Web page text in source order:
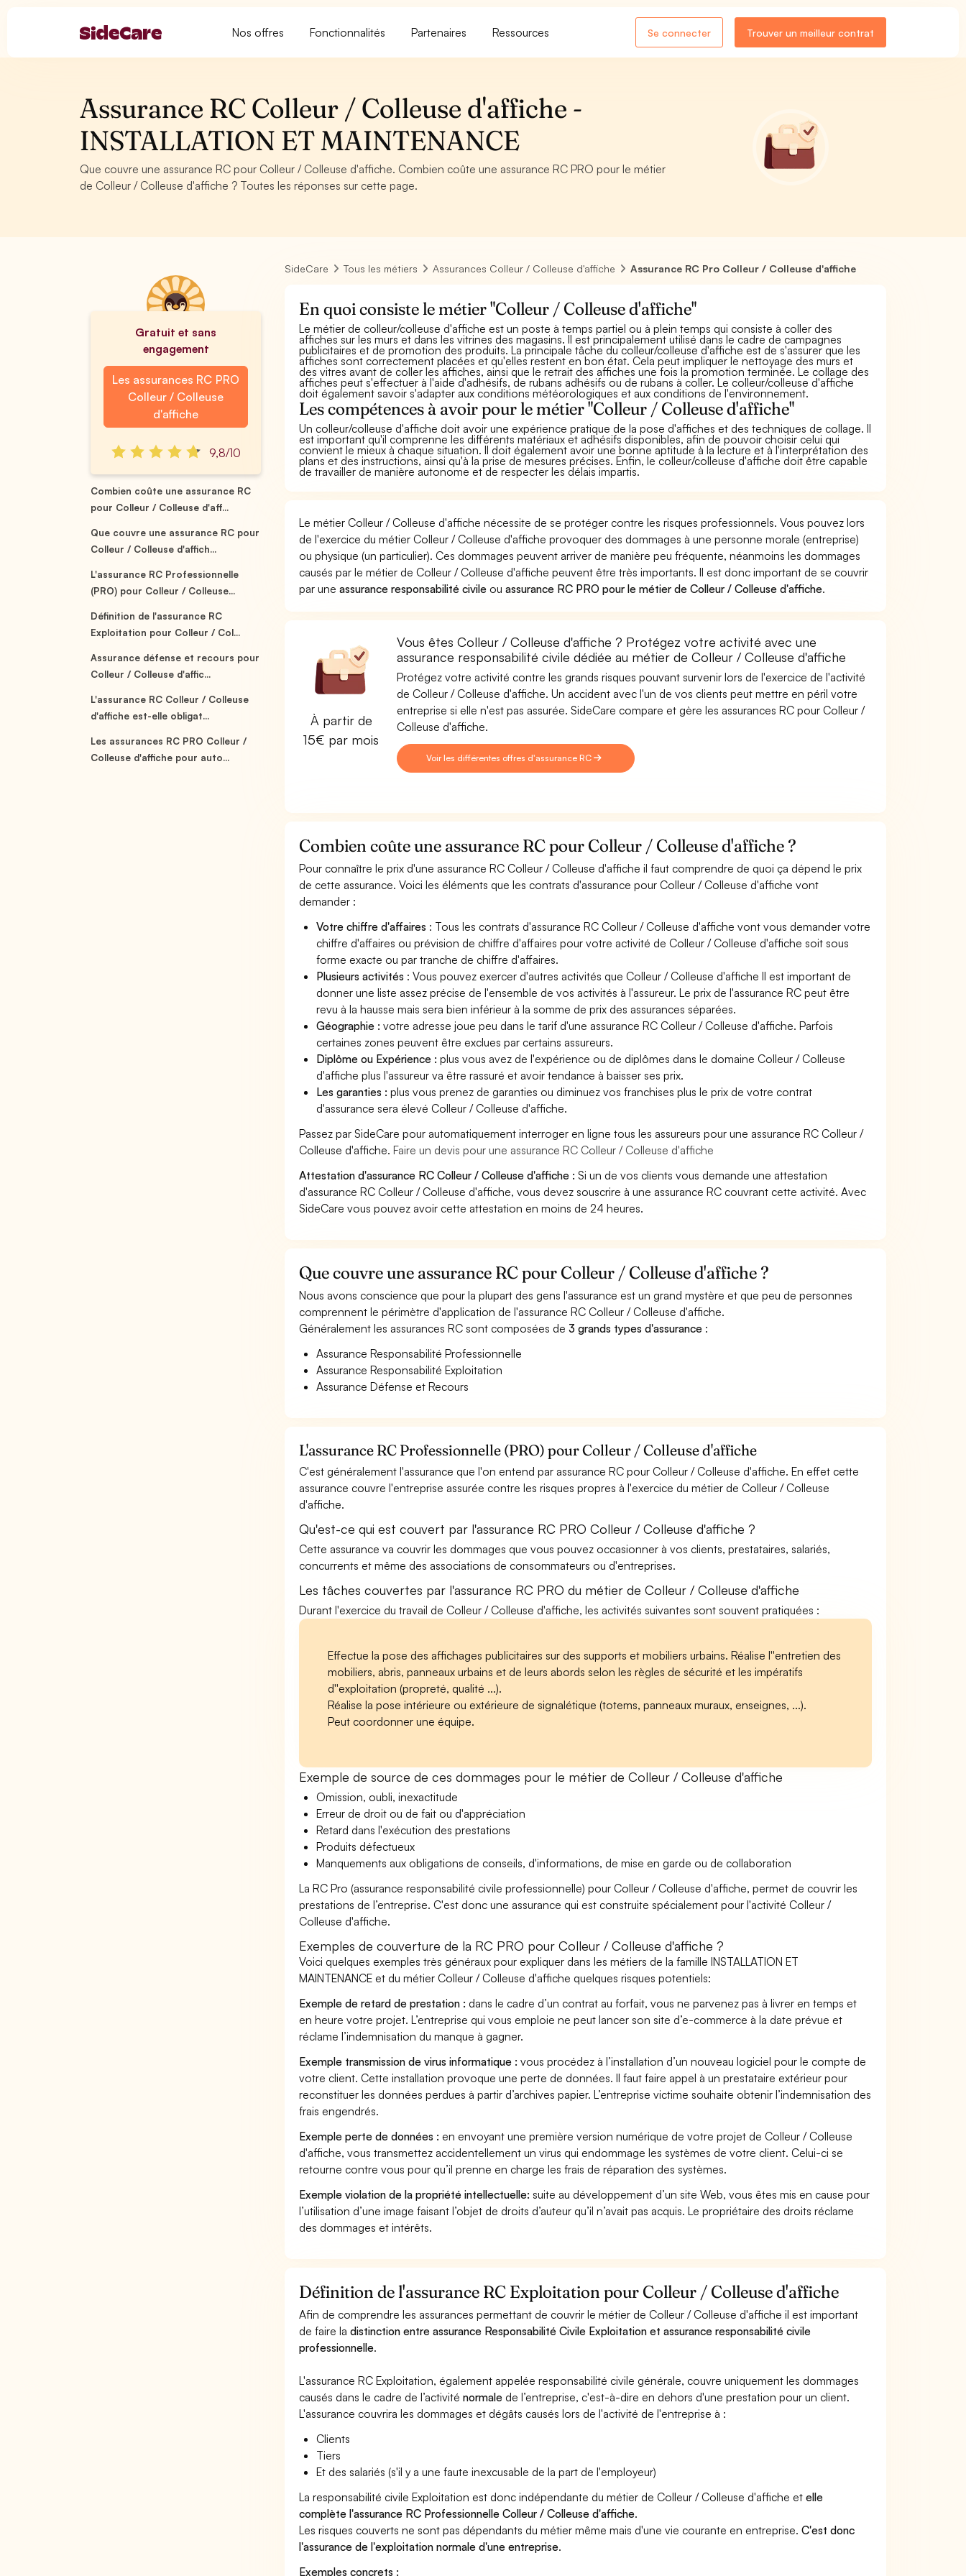
Nos offres Fonctionnalités Partenaires Ressources Se connecter Trouver un meilleur contrat
Assurance RC Colleur / Colleuse d'affiche -
INSTALLATION ET MAINTENANCE
Que couvre une assurance RC pour Colleur / Colleuse d'affiche. Combien coûte une assurance RC PRO pour le métier
de Colleur / Colleuse d'affiche ? Toutes les réponses sur cette page.
Gratuit et sans
engagement
Les assurances RC PRO
Colleur / Colleuse
d'affiche
9,8/10
Combien coûte une assurance RC
pour Colleur / Colleuse d'aff...
Que couvre une assurance RC pour
Colleur / Colleuse d'affich...
L'assurance RC Professionnelle
(PRO) pour Colleur / Colleuse...
Définition de l'assurance RC
Exploitation pour Colleur / Col...
Assurance défense et recours pour
Colleur / Colleuse d'affic...
L'assurance RC Colleur / Colleuse
d'affiche est-elle obligat...
Les assurances RC PRO Colleur /
Colleuse d'affiche pour auto...
SideCare Tous les métiers Assurances Colleur / Colleuse d'affiche Assurance RC Pro Colleur / Colleuse d'affiche
En quoi consiste le métier "Colleur / Colleuse d'affiche"
Le métier de colleur/colleuse d'affiche est un poste à temps partiel ou à plein temps qui consiste à coller des
affiches sur les murs et dans les vitrines des magasins. Il est principalement utilisé dans le cadre de campagnes
publicitaires et de promotion des produits. La principale tâche du colleur/colleuse d'affiche est de s'assurer que les
affiches sont correctement placées et qu'elles restent en bon état. Cela peut impliquer le nettoyage des murs et
des vitres avant de coller les affiches, ainsi que le retrait des affiches une fois la promotion terminée. Le collage des
affiches peut s'effectuer à l'aide d'adhésifs, de rubans adhésifs ou de rubans à coller. Le colleur/colleuse d'affiche
doit également savoir s'adapter aux conditions météorologiques et aux conditions de l'environnement.
Les compétences à avoir pour le métier "Colleur / Colleuse d'affiche"
Un colleur/colleuse d'affiche doit avoir une expérience pratique de la pose d'affiches et des techniques de collage. Il
est important qu'il comprenne les différents matériaux et adhésifs disponibles, afin de pouvoir choisir celui qui
convient le mieux à chaque situation. Il doit également avoir une bonne aptitude à la lecture et à l'interprétation des
plans et des instructions, ainsi qu'à la prise de mesures précises. Enfin, le colleur/colleuse d'affiche doit être capable
de travailler de manière autonome et de respecter les délais impartis.
Le métier Colleur / Colleuse d'affiche nécessite de se protéger contre les risques professionnels. Vous pouvez lors
de l'exercice du métier Colleur / Colleuse d'affiche provoquer des dommages à une personne morale (entreprise)
ou physique (un particulier). Ces dommages peuvent arriver de manière peu fréquente, néanmoins les dommages
causés par le métier de Colleur / Colleuse d'affiche peuvent être très importants. Il est donc important de se couvrir
par uneassurance responsabilité civile ouassurance RC PRO pour le métier de Colleur / Colleuse d'affiche.
À partir de
15€ par mois
Vous êtes Colleur / Colleuse d'affiche ? Protégez votre activité avec une
assurance responsabilité civile dédiée au métier de Colleur / Colleuse d'affiche
Protégez votre activité contre les grands risques pouvant survenir lors de l'exercice de l'activité
de Colleur / Colleuse d'affiche. Un accident avec l'un de vos clients peut mettre en péril votre
entreprise si elle n'est pas assurée. SideCare compare et gère les assurances RC pour Colleur /
Colleuse d'affiche.
Voir les différentes offres d'assurance RC
Combien coûte une assurance RC pour Colleur / Colleuse d'affiche ?
Pour connaître le prix d'une assurance RC Colleur / Colleuse d'affiche il faut comprendre de quoi ça dépend le prix
de cette assurance. Voici les éléments que les contrats d'assurance pour Colleur / Colleuse d'affiche vont
demander :
Votre chiffre d'affaires : Tous les contrats d'assurance RC Colleur / Colleuse d'affiche vont vous demander votre
chiffre d'affaires ou prévision de chiffre d'affaires pour votre activité de Colleur / Colleuse d'affiche soit sous
forme exacte ou par tranche de chiffre d'affaires.
Plusieurs activités : Vous pouvez exercer d'autres activités que Colleur / Colleuse d'affiche Il est important de
donner une liste assez précise de l'ensemble de vos activités à l'assureur. Le prix de l'assurance RC peut être
revu à la hausse mais sera bien inférieur à la somme de prix des assurances séparées.
Géographie :votre adresse joue peu dans le tarif d'une assurance RC Colleur / Colleuse d'affiche. Parfois
certaines zones peuvent être exclues par certains assureurs.
Diplôme ou Expérience :plus vous avez de l'expérience ou de diplômes dans le domaine Colleur / Colleuse
d'affiche plus l'assureur va être rassuré et avoir tendance à baisser ses prix.
Les garanties :plus vous prenez de garanties ou diminuez vos franchises plus le prix de votre contrat
d'assurance sera élevé Colleur / Colleuse d'affiche.
Passez par SideCare pour automatiquement interroger en ligne tous les assureurs pour une assurance RC Colleur /
Colleuse d'affiche.Faire un devis pour une assurance RC Colleur / Colleuse d'affiche
Attestation d'assurance RC Colleur / Colleuse d'affiche : Si un de vos clients vous demande une attestation
d'assurance RC Colleur / Colleuse d'affiche, vous devez souscrire à une assurance RC couvrant cette activité. Avec
SideCare vous pouvez avoir cette attestation en moins de 24 heures.
Que couvre une assurance RC pour Colleur / Colleuse d'affiche ?
Nous avons conscience que pour la plupart des gens l'assurance est un grand mystère et que peu de personnes
comprennent le périmètre d'application de l'assurance RC Colleur / Colleuse d'affiche.
Généralement les assurances RC sont composées de3 grands types d'assurance :
Assurance Responsabilité Professionnelle
Assurance Responsabilité Exploitation
Assurance Défense et Recours
L'assurance RC Professionnelle (PRO) pour Colleur / Colleuse d'affiche
C'est généralement l'assurance que l'on entend par assurance RC pour Colleur / Colleuse d'affiche. En effet cette
assurance couvre l'entreprise assurée contre les risques propres à l'exercice du métier de Colleur / Colleuse
d'affiche.
Qu'est-ce qui est couvert par l'assurance RC PRO Colleur / Colleuse d'affiche ?
Cette assurance va couvrir les dommages que vous pouvez occasionner à vos clients, prestataires, salariés,
concurrents et même des associations de consommateurs ou d'entreprises.
Les tâches couvertes par l'assurance RC PRO du métier de Colleur / Colleuse d'affiche
Durant l'exercice du travail de Colleur / Colleuse d'affiche, les activités suivantes sont souvent pratiquées :
Effectue la pose des affichages publicitaires sur des supports et mobiliers urbains. Réalise l''entretien des
mobiliers, abris, panneaux urbains et de leurs abords selon les règles de sécurité et les impératifs
d''exploitation (propreté, qualité ...).
Réalise la pose intérieure ou extérieure de signalétique (totems, panneaux muraux, enseignes, ...).
Peut coordonner une équipe.
Exemple de source de ces dommages pour le métier de Colleur / Colleuse d'affiche
Omission, oubli, inexactitude
Erreur de droit ou de fait ou d'appréciation
Retard dans l'exécution des prestations
Produits défectueux
Manquements aux obligations de conseils, d'informations, de mise en garde ou de collaboration
La RC Pro (assurance responsabilité civile professionnelle) pour Colleur / Colleuse d'affiche, permet de couvrir les
prestations de l’entreprise. C'est donc une assurance qui est construite spécialement pour l'activité Colleur /
Colleuse d'affiche.
Exemples de couverture de la RC PRO pour Colleur / Colleuse d'affiche ?
Voici quelques exemples très généraux pour expliquer dans les métiers de la famille INSTALLATION ET
MAINTENANCE et du métier Colleur / Colleuse d'affiche quelques risques potentiels:
Exemple de retard de prestation : dans le cadre d’un contrat au forfait, vous ne parvenez pas à livrer en temps et
en heure votre projet. L’entreprise qui vous emploie ne peut lancer son site d’e-commerce à la date prévue et
réclame l’indemnisation du manque à gagner.
Exemple transmission de virus informatique : vous procédez à l’installation d’un nouveau logiciel pour le compte de
votre client. Cette installation provoque une perte de données. Il faut faire appel à un prestataire extérieur pour
reconstituer les données perdues à partir d’archives papier. L’entreprise victime souhaite obtenir l’indemnisation des
frais engendrés.
Exemple perte de données : en envoyant une première version numérique de votre projet de Colleur / Colleuse
d'affiche, vous transmettez accidentellement un virus qui endommage les systèmes de votre client. Celui-ci se
retourne contre vous pour qu’il prenne en charge les frais de réparation des systèmes.
Exemple violation de la propriété intellectuelle: suite au développement d’un site Web, vous êtes mis en cause pour
l’utilisation d’une image faisant l’objet de droits d’auteur qu’il n’avait pas acquis. Le propriétaire des droits réclame
des dommages et intérêts.
Définition de l'assurance RC Exploitation pour Colleur / Colleuse d'affiche
Afin de comprendre les assurances permettant de couvrir le métier de Colleur / Colleuse d'affiche il est important
de faire ladistinction entre assurance Responsabilité Civile Exploitation et assurance responsabilité civile
professionnelle.
L'assurance RC Exploitation, également appelée responsabilité civile générale, couvre uniquement les dommages
causés dans le cadre de l’activiténormale de l’entreprise, c'est-à-dire en dehors d'une prestation pour un client.
L'assurance couvrira les dommages et dégâts causés lors de l'activité de l'entreprise à :
Clients
Tiers
Et des salariés (s'il y a une faute inexcusable de la part de l'employeur)
La responsabilité civile Exploitation est donc indépendante du métier de Colleur / Colleuse d'affiche etelle
complète l'assurance RC Professionnelle Colleur / Colleuse d'affiche.
Les risques couverts ne sont pas dépendants du métier même mais d'une vie courante en entreprise.C'est donc
l'assurance de l'exploitation normale d'une entreprise.
Exemples concrets :